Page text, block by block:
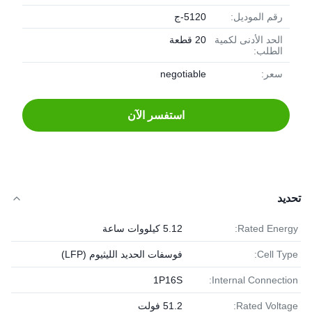
رقم الموديل: 5120-ج
الحد الأدنى لكمية
الطلب:
20 قطعة
سعر: negotiable
استفسر الآن
تحديد
Rated Energy: 5.12 كيلووات ساعة
Cell Type: فوسفات الحديد الليثيوم (LFP)
Internal Connection:
1P16S
Rated Voltage: 51.2 فولت